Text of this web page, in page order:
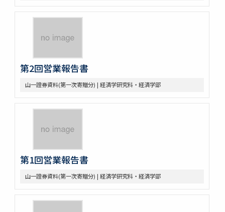
第2回営業報告書
山一證券資料(第一次寄贈分) | 経済学研究科・経済学部
第1回営業報告書
山一證券資料(第一次寄贈分) | 経済学研究科・経済学部